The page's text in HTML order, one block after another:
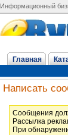
Информационный
Главная
Написать
Cообщения
Рассылка
При